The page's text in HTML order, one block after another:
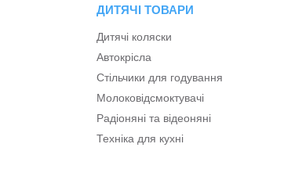
ДИТЯЧІ ТОВАРИ
Дитячі коляски
Автокрісла
Стільчики для годування
Молоковідсмоктувачі
Радіоняні та відеоняні
Техніка для кухні